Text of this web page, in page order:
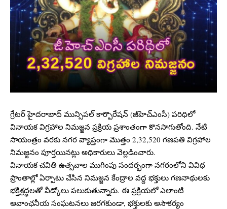
గ్రేటర్ హైదరాబాద్ మున్సిపల్ కార్పొరేషన్ (జీహెచ్ఎంసీ) పరిధిలో
వినాయక విగ్రహాల నిమజ్జన ప్రక్రియ ప్రశాంతంగా కొనసాగుతోంది. నేటి
సాయంత్రం వరకు నగర వ్యాప్తంగా మొత్తం 2,32,520 గణపతి విగ్రహాల
నిమజ్జనం పూర్తయినట్లు అధికారులు వెల్లడించారు.
వినాయక చవితి ఉత్సవాల ముగింపు సందర్భంగా నగరంలోని వివిధ
ప్రాంతాల్లో ఏర్పాటు చేసిన నిమజ్జన కేంద్రాల వద్ద భక్తులు గణనాథులకు
భక్తిశ్రద్ధలతో వీడ్కోలు పలుకుతున్నారు. ఈ ప్రక్రియలో ఎలాంటి
అవాంఛనీయ సంఘటనలు జరగకుండా, భక్తులకు అసౌకర్యం